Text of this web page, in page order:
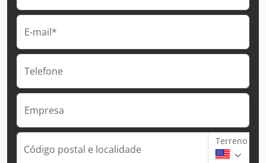
E-mail*
Telefone
Empresa
Código postal e localidade
Terreno